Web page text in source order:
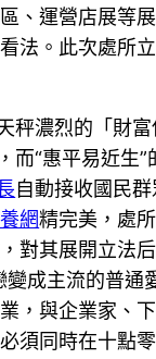
、運營店展等
法。此次處所
秤濃烈的「財
“惠平易近生
自動接收國民
網精完美，處
對其展開立法
成主流的普
，與企業家、
須同時在十點